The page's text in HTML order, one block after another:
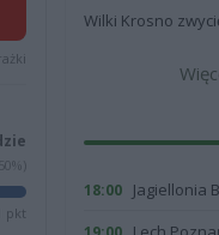
(50%)
pkt
Wilki Krosno
18:00 Jagiellonia